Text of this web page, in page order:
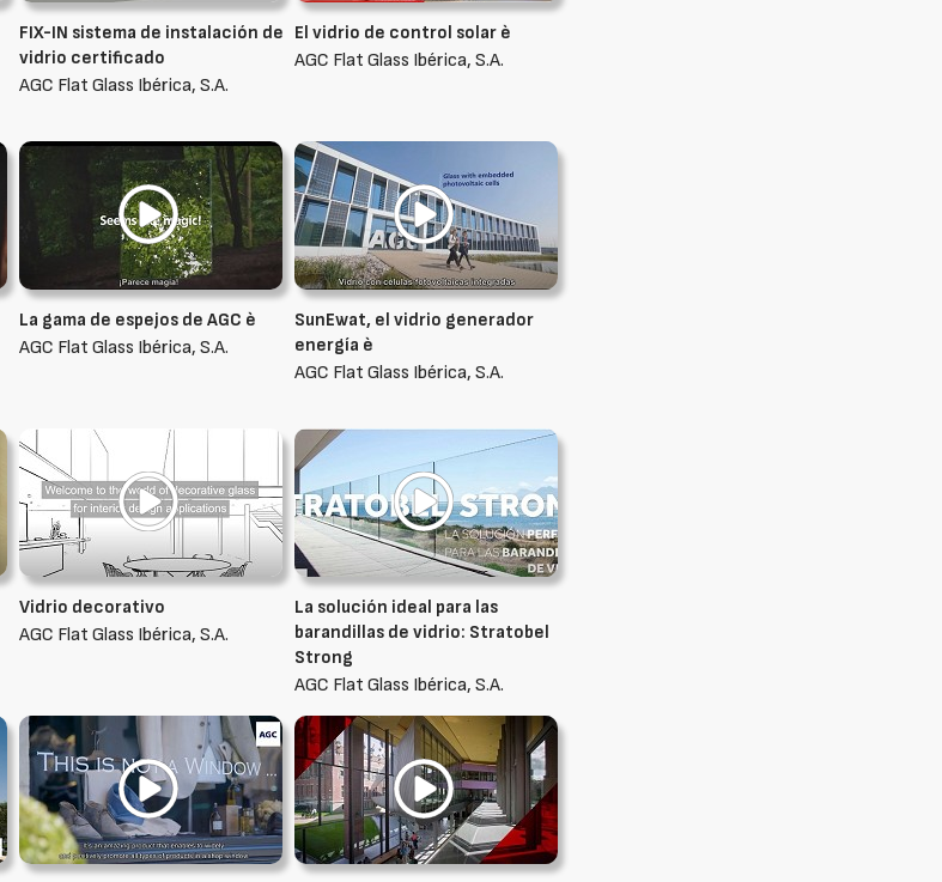
FIX-IN sistema de instalación de
vidrio certificado
AGC Flat Glass Ibérica, S.A.
El vidrio de control solar è
AGC Flat Glass Ibérica, S.A.
La gama de espejos de AGC è
AGC Flat Glass Ibérica, S.A.
SunEwat, el vidrio generador
energía è
AGC Flat Glass Ibérica, S.A.
Vidrio decorativo
AGC Flat Glass Ibérica, S.A.
La solución ideal para las
barandillas de vidrio: Stratobel
Strong
AGC Flat Glass Ibérica, S.A.